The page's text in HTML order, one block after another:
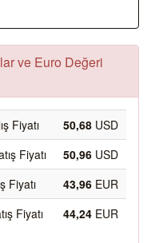
ve Euro Değeri
Fiyatı 50,68 USD
Fiyatı
50,96 USD
Fiyatı
43,96 EUR
Fiyatı
44,24 EUR